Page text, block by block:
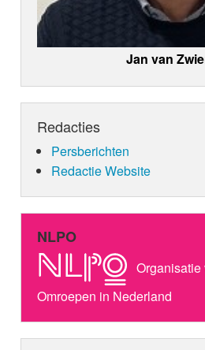
Jan van
Redacties
Persberichten
Redactie Website
NLPO
Omroepen in Nederland